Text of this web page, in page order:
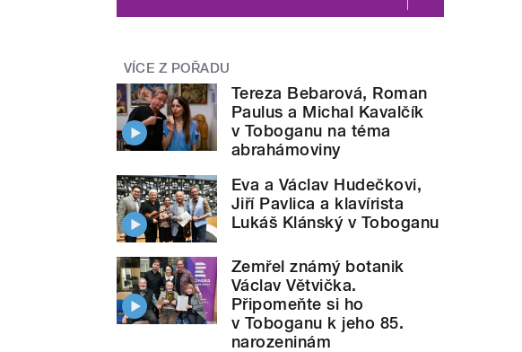
VÍCE Z POŘADU
Tereza Bebarová, Roman
Paulus a Michal Kavalčík
v Toboganu na téma
abrahámoviny
Eva a Václav Hudečkovi,
Jiří Pavlica a klavírista
Lukáš Klánský v Toboganu
Zemřel známý botanik
Václav Větvička.
Připomeňte si ho
v Toboganu k jeho 85.
narozeninám